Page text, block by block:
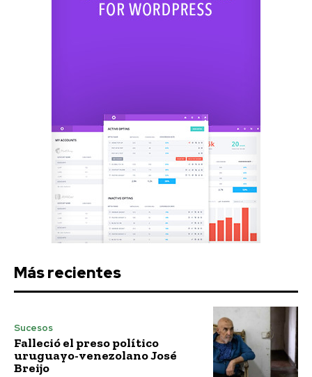
Más recientes
Sucesos
Falleció el preso político
uruguayo-venezolano José
Breijo